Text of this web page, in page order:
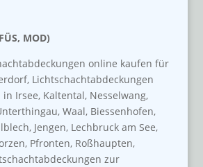
MOD)
online kaufen für
Lichtschachtabdeckungen
Irsee, Kaltental, Nesselwang,
Waal, Biessenhofen,
Jengen, Lechbruck am See,
Pfronten, Roßhaupten,
zur